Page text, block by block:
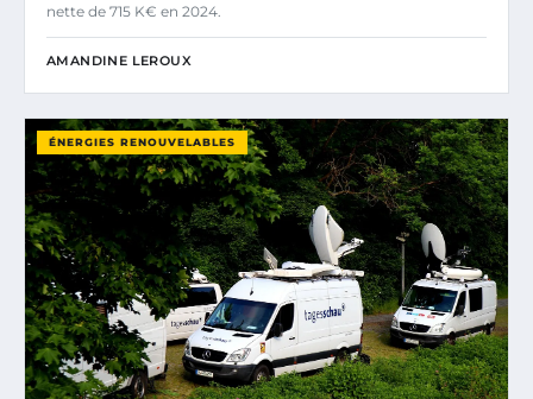
nette de 715 K€ en 2024.
AMANDINE LEROUX
ÉNERGIES RENOUVELABLES